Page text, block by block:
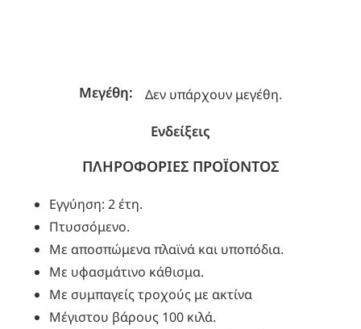
Μεγέθη: Δεν υπάρχουν μεγέθη.
Ενδείξεις
ΠΛΗΡΟΦΟΡΙΕΣ ΠΡΟΪΟΝΤΟΣ
Εγγύηση: 2 έτη.
Πτυσσόμενο.
Με αποσπώμενα πλαϊνά και υποπόδια.
Με υφασμάτινο κάθισμα.
Με συμπαγείς τροχούς με ακτίνα
Μέγιστου βάρους 100 κιλά.